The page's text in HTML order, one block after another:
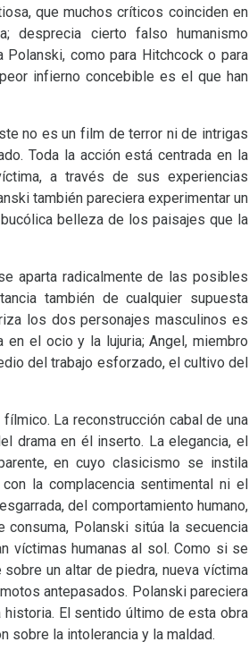
que muchos críticos coinciden en
desprecia cierto falso humanismo
Polanski, como para Hitchcock o para
infierno concebible es el que han
no es un film de terror ni de intrigas
Toda la acción está centrada en la
a través de sus experiencias
también pareciera experimentar un
belleza de los paisajes que la
aparta radicalmente de las posibles
también de cualquier supuesta
los dos personajes masculinos es
el ocio y la lujuria; Angel, miembro
del trabajo esforzado, el cultivo del
La reconstrucción cabal de una
drama en él inserto. La elegancia, el
en cuyo clasicismo se instila
la complacencia sentimental ni el
del comportamiento humano,
consuma, Polanski sitúa la secuencia
víctimas humanas al sol. Como si se
un altar de piedra, nueva víctima
antepasados. Polanski pareciera
El sentido último de esta obra
sobre la intolerancia y la maldad.